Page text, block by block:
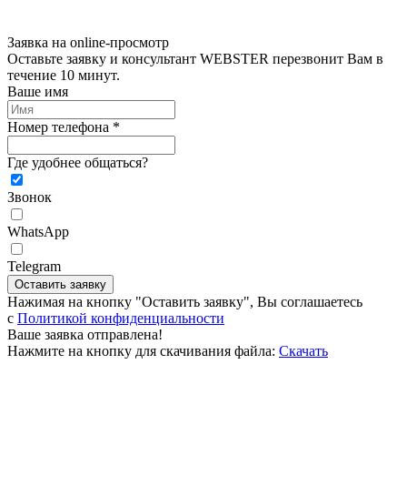
Заявка на online-просмотр
Оставьте заявку и консультант WEBSTER перезвонит Вам в
течение 10 минут.
Ваше имя
Номер телефона *
Где удобнее общаться?
Звонок
WhatsApp
Telegram
Оставить заявку
Нажимая на кнопку "Оставить заявку", Вы соглашаетесь
c Политикой конфиденциальности
Ваше заявка отправлена!
Нажмите на кнопку для скачивания файла: Скачать